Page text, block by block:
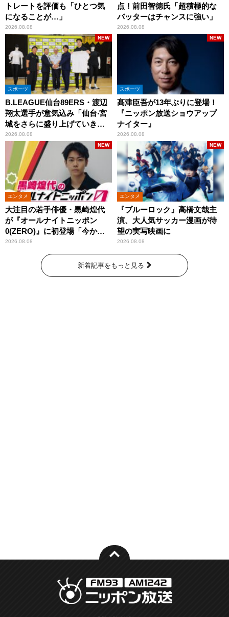
トレートを評価も「ひとつ気
になることが…」
2026.08.08
点！前田智徳氏「超積極的な
バッターはチャンスに強い」
2026.08.08
スポーツ
B.LEAGUE仙台89ERS・渡辺
翔太選手が意気込み「仙台‧宮
城をさらに盛り上げていきた
いです」
2026.08.08
NEW
スポーツ
髙津臣吾が13年ぶりに登場！
『ニッポン放送ショウアップ
ナイター』
2026.08.08
NEW
エンタメ
大注目の若手俳優・黒崎煌代
が『オールナイトニッポン
0(ZERO)』に初登場「今から
とてもワクワクしておりま
2026.08.08
NEW
エンタメ
『ブルーロック』高橋文哉主
演、大人気サッカー漫画が待
望の実写映画に
2026.08.08
NEW
新着記事をもっと見る